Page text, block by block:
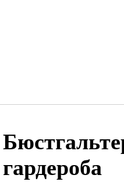
гардероба